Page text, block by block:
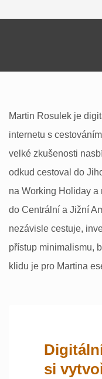
Martin Rosulek je
internetu s
velké zkušenosti
odkud cestoval do
na Working Holiday
do Centrální a Jižní
nezávisle cestuje,
přístup minimalismu,
klidu je pro Martina
si